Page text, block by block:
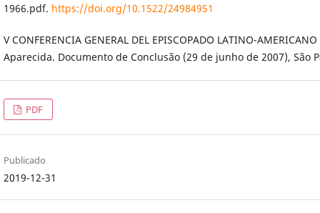
1966.pdf. https://doi.org/10.1522/24984951
V CONFERENCIA GENERAL DEL EPISCOPADO LATINO-
Aparecida. Documento de Conclusão (29 de junho de 2007), São
PDF
Publicado
2019-12-31